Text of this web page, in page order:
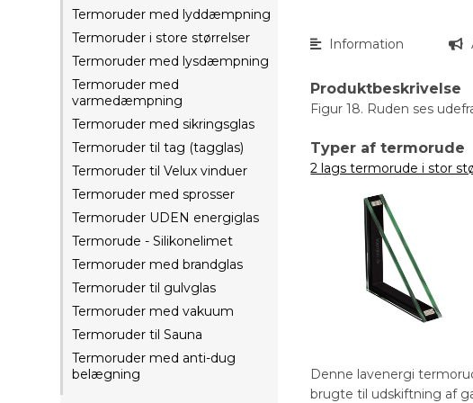
Termoruder med lyddæmpning
Termoruder i store størrelser
Termoruder med lysdæmpning
Termoruder med
varmedæmpning
Termoruder med sikringsglas
Termoruder til tag (tagglas)
Termoruder til Velux vinduer
Termoruder med sprosser
Termoruder UDEN energiglas
Termorude - Silikonelimet
Termoruder med brandglas
Termoruder til gulvglas
Termoruder med vakuum
Termoruder til Sauna
Termoruder med anti-dug
belægning
Information
Produktbeskrivelse
Figur 18. Ruden ses
Typer af termorude
2 lags termorude i stor
Denne lavenergi
brugte til udskiftning af